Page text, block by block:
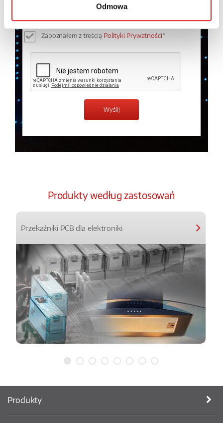
Odmowa
temat przetwarzania danych osobowych w
Zapoznałem z treścią Polityki Prywatności*
Produkty według zastosowań
Przekaźniki PCB dla elektroniki
Produkty